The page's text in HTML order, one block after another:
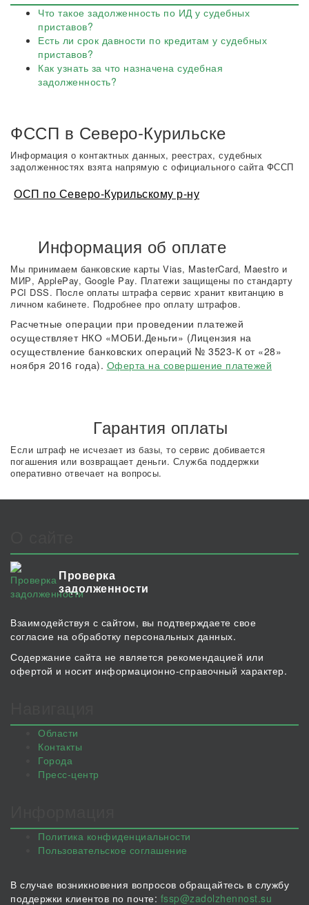
Что такое задолженность по ИД у судебных
приставов?
Есть ли срок давности по кредитам у судебных
приставов?
Как узнать за что назначена судебная
задолженность?
ФССП в Северо-Курильске
Информация о контактных данных, реестрах, судебных
задолженностях взята напрямую с официального сайта ФССП
ОСП по Северо-Курильскому р-ну
Информация об оплате
Мы принимаем банковские карты Vias, MasterCard, Maestro и
МИР, ApplePay, Google Pay. Платежи защищены по стандарту
PCI DSS. После оплаты штрафа сервис хранит квитанцию в
личном кабинете. Подробнее про оплату штрафов.
Расчетные операции при проведении платежей
осуществляет НКО «МОБИ.Деньги» (Лицензия на
осуществление банковских операций № 3523-К от «28»
ноября 2016 года). Оферта на совершение платежей
Гарантия оплаты
Если штраф не исчезает из базы, то сервис добивается
погашения или возвращает деньги. Служба поддержки
оперативно отвечает на вопросы.
Проверка
задолженности
Взаимодействуя с сайтом, вы подтверждаете свое
согласие на обработку персональных данных.
Содержание сайта не является рекомендацией или
офертой и носит информационно-справочный характер.
Области
Контакты
Города
Пресс-центр
Политика конфиденциальности
Пользовательское соглашение
В случае возникновения вопросов обращайтесь в службу
поддержки клиентов по почте: fssp@zadolzhennost.su